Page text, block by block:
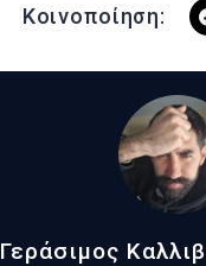
Κοινοποίηση:
Γεράσιμος